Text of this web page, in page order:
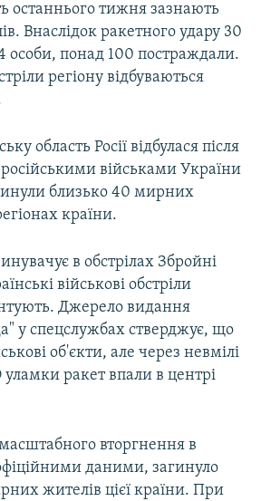
останнього тижня зазнають
Внаслідок ракетного удару 30
особи, понад 100 постраждали.
регіону відбуваються
область Росії відбулася після
російськими військами України
близько 40 мирних
країни.
в обстрілах Збройні
військові обстріли
Джерело видання
у спецслужбах стверджує, що
об'єкти, але через невмілі
уламки ракет впали в центрі
вторгнення в
даними, загинуло
жителів цієї країни. При